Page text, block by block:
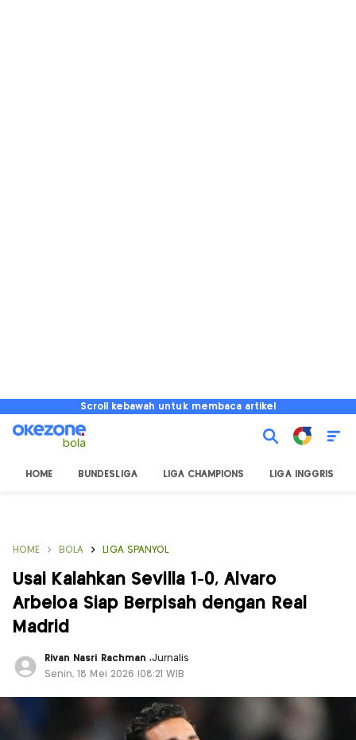
Scroll kebawah untuk membaca artikel
HOME BUNDESLIGA LIGA CHAMPIONS LIGA INGGRIS
HOME BOLA LIGA SPANYOL
Usai Kalahkan Sevilla 1-0, Alvaro
Arbeloa Siap Berpisah dengan Real
Madrid
Rivan Nasri Rachman ,Jurnalis
Senin, 18 Mei 2026 |08:21 WIB